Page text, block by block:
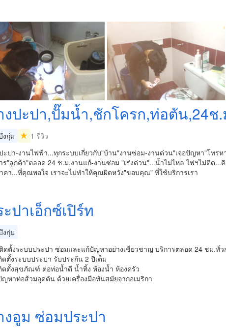
งปะปา,ปั๊มน้ำ,ชักโครก,ท่อตัน,24ช
งกุ่ม
1 รีวิว
ะปา-งานไฟฟ้า...ทุกระบบเกี่ยวกับ"บ้าน"งานซ่อม-งานด่วน"เจอปัญหา"โทร
ร"ลูกค้า"ตลอด 24 ช.ม.งานแก้-งานซ่อม "เร่งด่วน"...น้ำไม่ไหล ไฟฯไม่ติด
คา...ที่คุณพอใจ เราจะไม่ทำให้คุณผิดหวัง"ขอบคุณ" ที่ใช้บริการเรา
ปาเอ็กซ์เปิร์ท
งกุ่ม
ดตั้งระบบประปา ซ่อมและแก้ปัญหาอย่างเชี่ยวชาญ บริการตลอด 24 ชม.ทั่ว
ตั้งระบบประปา รับประก้น 2 ปีเต็ม
ดตั้งสุขภัณฑ์ ต่อท่อน้ำดี น้ำทิ้ง ห้องน้ำ ห้องครัว
หาท่อส้วมอุดตัน ด้วยเครื่องมือทันสมัยจากอเมริกา
งอูม ซ่อมประปา